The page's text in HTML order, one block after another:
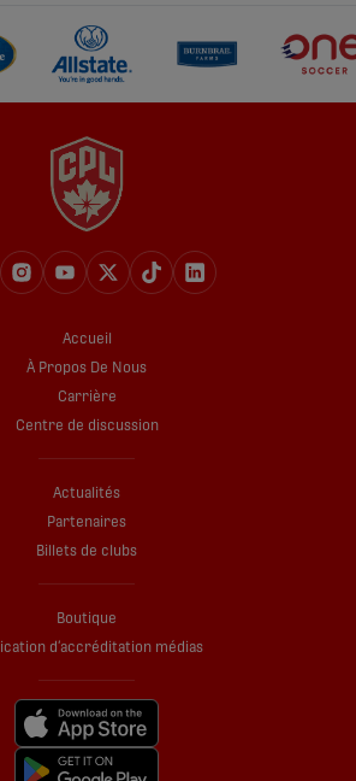
Accueil
À Propos De Nous
Carrière
Centre de discussion
Actualités
Partenaires
Billets de clubs
Boutique
d’accréditation médias